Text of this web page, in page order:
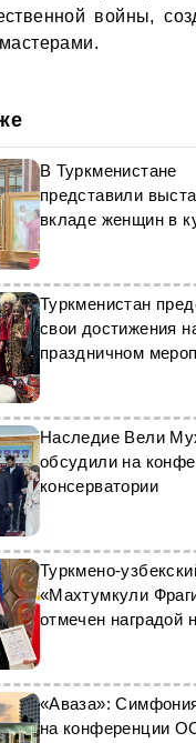
войны,
В Туркменистане
представили
вкладе женщин в
страны
Туркменистан
свои достижения
праздничном
Стамбуле
Наследие Вели
обсудили на
консерватории
Туркмено-
«Махтумкули
отмечен наградой
«Аваза»:
на конференции